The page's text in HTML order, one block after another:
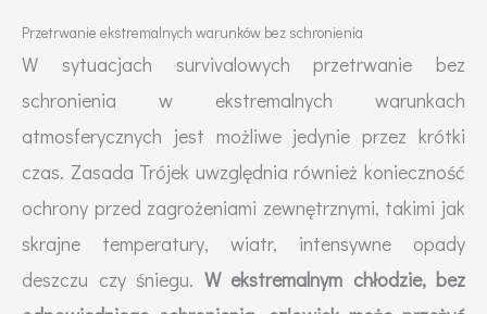
Przetrwanie ekstremalnych warunków bez schronienia
W sytuacjach survivalowych przetrwanie bez
schronienia w ekstremalnych warunkach
atmosferycznych jest możliwe jedynie przez krótki
czas. Zasada Trójek uwzględnia również konieczność
ochrony przed zagrożeniami zewnętrznymi, takimi jak
skrajne temperatury, wiatr, intensywne opady
deszczu czy śniegu. W ekstremalnym chłodzie, bez